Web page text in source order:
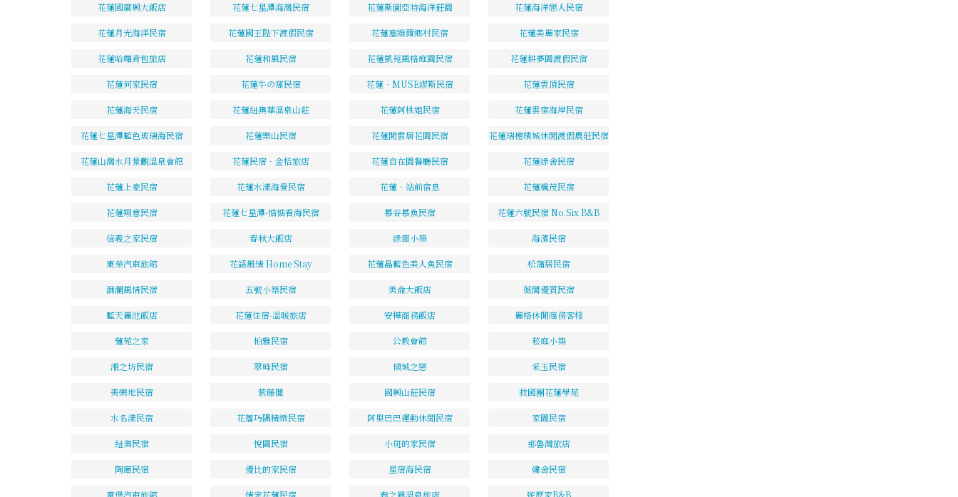
花蓮國廣興大飯店 花蓮七星潭海灣民宿 花蓮斯圖亞特海洋莊園 花蓮海洋戀人民宿
花蓮月光海洋民宿 花蓮國王陛下渡假民宿 花蓮塞維爾鄉村民宿 花蓮美麗家民宿
花蓮哈囉背包旅店 花蓮和風民宿 花蓮凱苑風格庭園民宿 花蓮耕夢園渡假民宿
花蓮何家民宿 花蓮牛の窩民宿 花蓮‧MUSE繆斯民宿 花蓮雲頂民宿
花蓮海天民宿 花蓮紐澳華溫泉山莊 花蓮阿桃姐民宿 花蓮雲宿海岸民宿
花蓮七星潭藍色玻璃海民宿 花蓮樂山民宿 花蓮閒雲居花園民宿 花蓮瑞穗檳城休閒渡假農莊民宿
花蓮山灣水月景觀溫泉會館 花蓮民宿．金桔旅店 花蓮自在園餐廳民宿 花蓮綠舍民宿
花蓮上豪民宿 花蓮水漾海景民宿 花蓮‧站前宿息 花蓮楓茂民宿
花蓮翔意民宿 花蓮七星潭-惦惦看海民宿 慕谷慕魚民宿 花蓮六號民宿 No.Six B&B
信義之家民宿 春秋大飯店 綠窗小築 海濱民宿
東榮汽車旅館 花語風情 Home Stay 花蓮晶藍色美人魚民宿 松蒲居民宿
洄瀾風情民宿 五號小築民宿 美侖大飯店 薇閣優質民宿
藍天麗池飯店 花蓮住宿-溫暖旅店 安樺商務飯店 麗格休閒商務客棧
蓮苑之家 柏雅民宿 公教會館 菘庭小築
湘之坊民宿 翠峰民宿 傾城之戀 采玉民宿
美樂地民宿 紫藤閣 國興山莊民宿 救國團花蓮學苑
水名漾民宿 花簷巧隅精緻民宿 阿里巴巴運動休閒民宿 家園民宿
紐奧民宿 悅園民宿 小斑的家民宿 那魯灣旅店
陶庫民宿 優比的家民宿 星宿海民宿 韓舍民宿